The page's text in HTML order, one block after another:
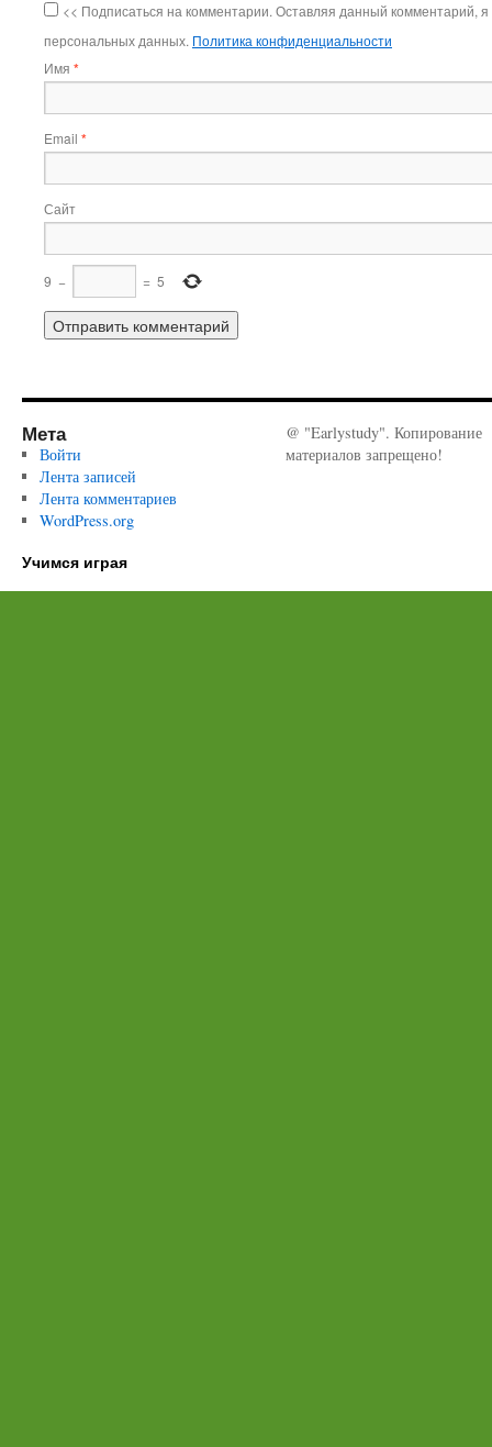
<< Подписаться на комментарии. Оставляя данный комментарий,
персональных данных. Политика конфиденциальности
Имя *
Email *
Сайт
9 − = 5
Мета
Войти
Лента записей
Лента комментариев
WordPress.org
@ "Earlystudy". Копирование
материалов запрещено!
Учимся играя